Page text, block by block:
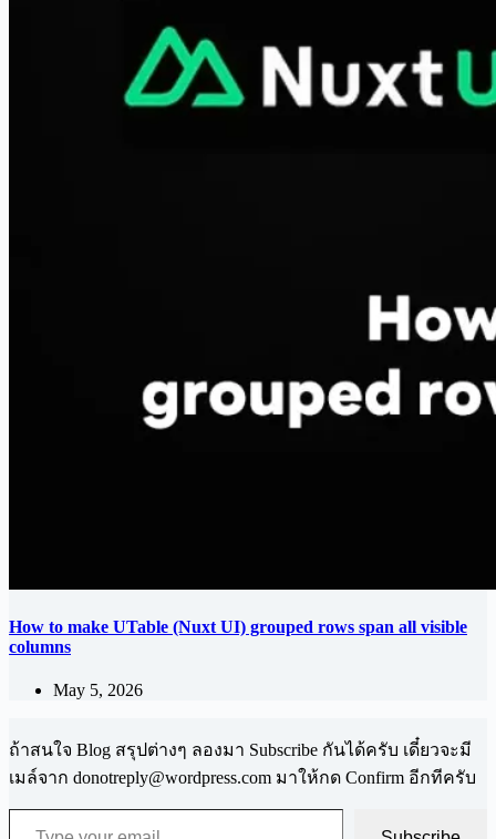
How to make UTable (Nuxt UI) grouped rows span all visible
columns
May 5, 2026
ถ้าสนใจ Blog สรุปต่างๆ ลองมา Subscribe กันได้ครับ เดี๋ยวจะมี
เมล์จาก donotreply@wordpress.com มาให้กด Confirm อีกทีครับ
Type your email…